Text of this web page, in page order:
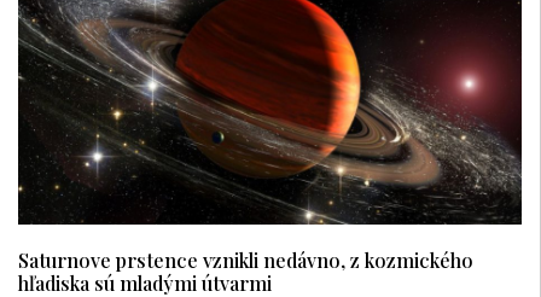
Saturnove prstence vznikli nedávno, z kozmického
hľadiska sú mladými útvarmi